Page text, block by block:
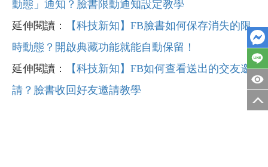
動態」通知？臉書限動通知設定教學
延伸閱讀：
【科技新知】FB臉書如何保存消失的限
時動態？開啟典藏功能就能自動保留！
延伸閱讀：
【科技新知】FB如何查看送出的交友邀
請？臉書收回好友邀請教學